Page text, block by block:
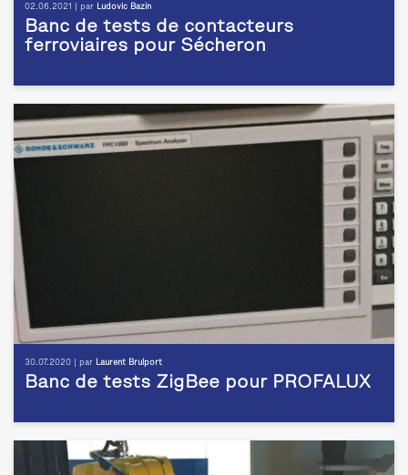
02.06.2021 | par Ludovic Bazin
Banc de tests de contacteurs
ferroviaires pour Sécheron
30.07.2020 | par Laurent Brulport
Banc de tests ZigBee pour PROFALUX